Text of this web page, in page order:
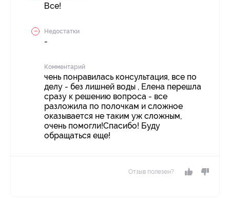
Все!
Недостатки
-
Комментарий
чень понравилась консультация, все по
делу - без лишней воды , Елена перешла
сразу к решению вопроса - все
разложила по полочкам и сложное
оказывается не таким уж сложным,
очень помогли!Спасибо! Буду
обращаться еще!
Отзыв полезен?